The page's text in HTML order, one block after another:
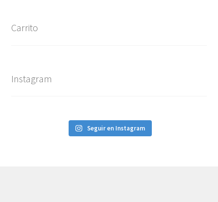
Carrito
Instagram
Seguir en Instagram